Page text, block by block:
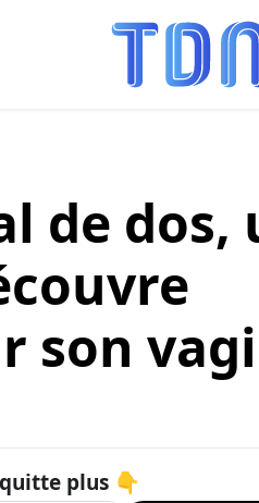
de dos,
son
plus 👇